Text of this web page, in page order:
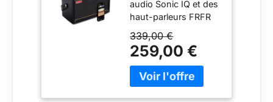
Enceinte
Bluetooth de 50
Watts avec
Looper,
Fonctions
intelligentes et
appli, pour Les
Guitares
audio Sonic IQ et des
haut-parleurs FRFR
inclinés pour 50
watts de son
foisonnant et ultra-
détaillé. Un looper
339,00 €
259,00 €